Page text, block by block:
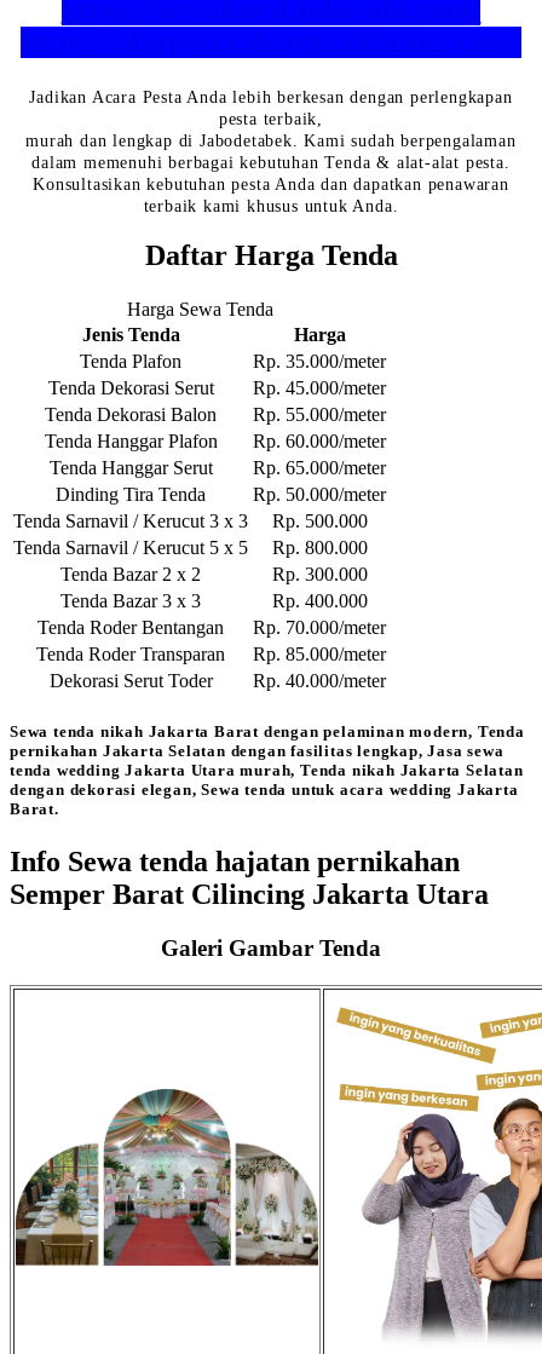
Jadikan Acara Pesta Anda lebih berkesan dengan perlengkapan
pesta terbaik,
murah dan lengkap di Jabodetabek. Kami sudah berpengalaman
dalam memenuhi berbagai kebutuhan Tenda & alat-alat pesta.
Konsultasikan kebutuhan pesta Anda dan dapatkan penawaran
terbaik kami khusus untuk Anda.
Daftar Harga Tenda
Harga Sewa Tenda
Jenis Tenda
Harga
Tenda Plafon
Rp. 35.000/meter
Tenda Dekorasi Serut
Rp. 45.000/meter
Tenda Dekorasi Balon
Rp. 55.000/meter
Tenda Hanggar Plafon
Rp. 60.000/meter
Tenda Hanggar Serut
Rp. 65.000/meter
Dinding Tira Tenda
Rp. 50.000/meter
Tenda Sarnavil / Kerucut 3 x 3
Rp. 500.000
Tenda Sarnavil / Kerucut 5 x 5
Rp. 800.000
Tenda Bazar 2 x 2
Rp. 300.000
Tenda Bazar 3 x 3
Rp. 400.000
Tenda Roder Bentangan
Rp. 70.000/meter
Tenda Roder Transparan
Rp. 85.000/meter
Dekorasi Serut Toder
Rp. 40.000/meter
Sewa tenda nikah Jakarta Barat dengan pelaminan modern, Tenda
pernikahan Jakarta Selatan dengan fasilitas lengkap, Jasa sewa
tenda wedding Jakarta Utara murah, Tenda nikah Jakarta Selatan
dengan dekorasi elegan, Sewa tenda untuk acara wedding Jakarta
Barat.
Info Sewa tenda hajatan pernikahan
Semper Barat Cilincing Jakarta Utara
Galeri Gambar Tenda